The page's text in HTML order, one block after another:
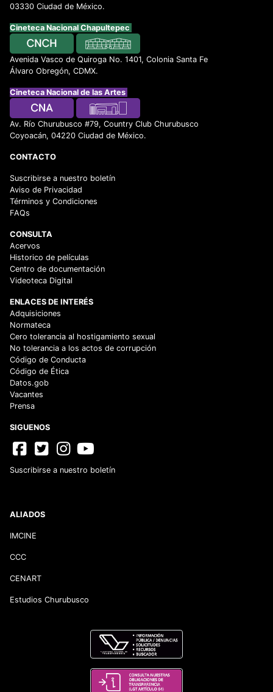
03330 Ciudad de México.
Cineteca Nacional Chapultepec
Avenida Vasco de Quiroga No. 1401, Colonia Santa Fe
Álvaro Obregón, CDMX.
Cineteca Nacional de las Artes
Av. Río Churubusco #79, Country Club Churubusco
Coyoacán, 04220 Ciudad de México.
CONTACTO
Suscribirse a nuestro boletín
Aviso de Privacidad
Términos y Condiciones
FAQs
CONSULTA
Acervos
Historico de películas
Centro de documentación
Videoteca Digital
ENLACES DE INTERÉS
Adquisiciones
Normateca
Cero tolerancia al hostigamiento sexual
No tolerancia a los actos de corrupción
Código de Conducta
Código de Ética
Datos.gob
Vacantes
Prensa
SIGUENOS
Suscribirse a nuestro boletín
ALIADOS
IMCINE
CCC
CENART
Estudios Churubusco